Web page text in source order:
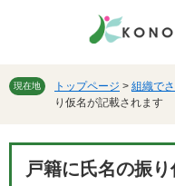
先
す。
を
し
現在地 トップページ > 組織で
り仮名が記載されます
戸籍に氏名の振